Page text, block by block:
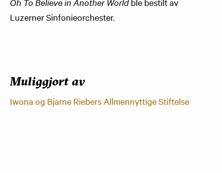
Luzerner Sinfonieorchester.
Muliggjort av
Iwona og Bjarne Riebers Allmennyttige Stiftelse